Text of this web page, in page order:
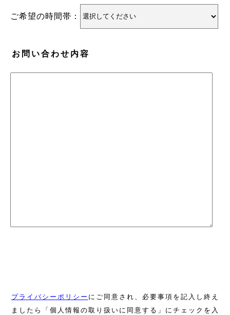
ご希望の時間帯：
お問い合わせ内容
プライバシーポリシー にご同意され、必要事項を記入し終え
ましたら「個人情報の取り扱いに同意する」にチェックを入